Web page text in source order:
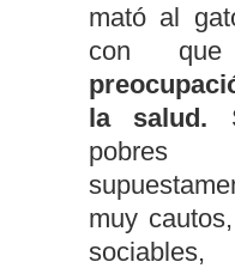
mató al
con
la salud.
pobres
muy